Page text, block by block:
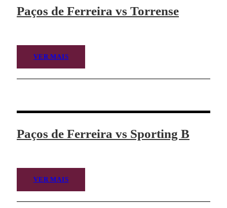
Paços de Ferreira vs Torrense
VER MAIS
Paços de Ferreira vs Sporting B
VER MAIS